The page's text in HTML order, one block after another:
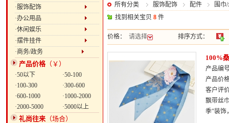
·服饰配饰
·办公用品
·休闲娱乐
·摆件挂件
·商务/政务
产品价格（￥）
·50以下
·50-100
·100-300
·300-600
·600-1000
·1000-2000
·2000-5000
·5000以上
礼尚往来 （场合）
所有分类 服饰配饰 配件
围巾
找到相关宝贝 8 件
价格： 请选择 排序方式：
100%
产品编
产品价
客户评
飘带丝
季”装饰